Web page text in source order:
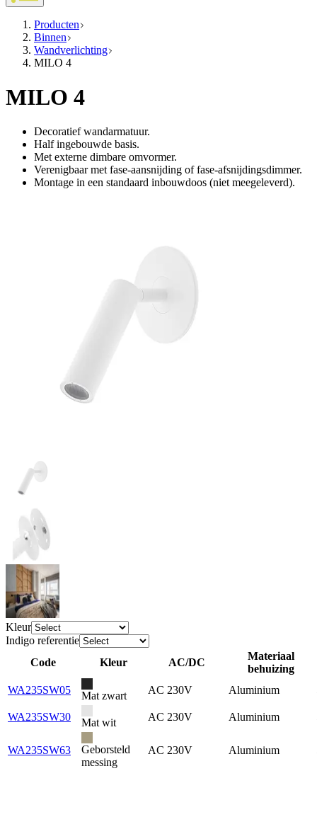
Producten
Binnen
Wandverlichting
MILO 4
MILO 4
Decoratief wandarmatuur.
Half ingebouwde basis.
Met externe dimbare omvormer.
Verenigbaar met fase-aansnijding of fase-afsnijdingsdimmer.
Montage in een standaard inbouwdoos (niet meegeleverd).
Kleur
Indigo referentie
Code
Kleur AC/DC
Materiaal
behuizing
WA235SW05
Mat zwart AC 230V Aluminium
WA235SW30 Mat wit AC 230V Aluminium
WA235SW63
Geborsteld
messing
AC 230V Aluminium